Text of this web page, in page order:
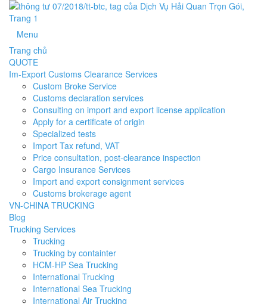
Menu
Trang chủ
QUOTE
Im-Export Customs Clearance Services
Custom Broke Service
Customs declaration services
Consulting on import and export license application
Apply for a certificate of origin
Specialized tests
Import Tax refund, VAT
Price consultation, post-clearance inspection
Cargo Insurance Services
Import and export consignment services
Customs brokerage agent
VN-CHINA TRUCKING
Blog
Trucking Services
Trucking
Trucking by containter
HCM-HP Sea Trucking
International Trucking
International Sea Trucking
International Air Trucking